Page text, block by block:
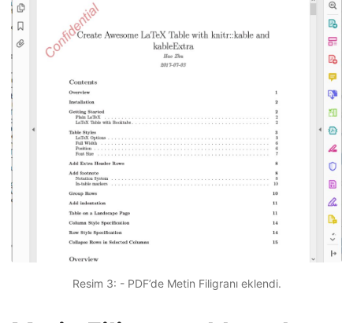
Resim 3: - PDF’de Metin Filigranı eklendi.